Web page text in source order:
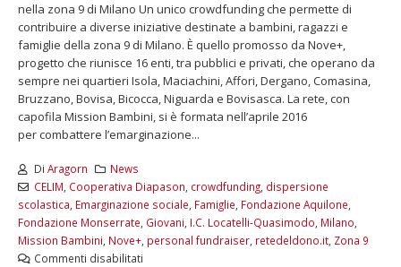
nella zona 9 di Milano Un unico crowdfunding che permette di
contribuire a diverse iniziative destinate a bambini, ragazzi e
famiglie della zona 9 di Milano. È quello promosso da Nove+,
progetto che riunisce 16 enti, tra pubblici e privati, che operano da
sempre nei quartieri Isola, Maciachini, Affori, Dergano, Comasina,
Bruzzano, Bovisa, Bicocca, Niguarda e Bovisasca. La rete, con
capofila Mission Bambini, si è formata nell’aprile 2016
per combattere l’emarginazione...
Di Aragorn
News
CELIM, Cooperativa Diapason, crowdfunding, dispersione
scolastica, Emarginazione sociale, Famiglie, Fondazione Aquilone,
Fondazione Monserrate, Giovani, I.C. Locatelli-Quasimodo, Milano,
Mission Bambini, Nove+, personal fundraiser, retedeldono.it, Zona 9
Commenti disabilitati